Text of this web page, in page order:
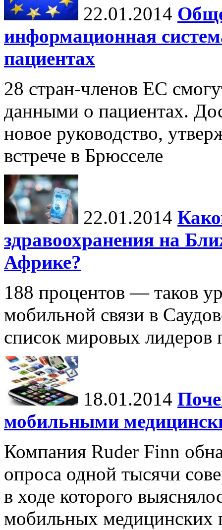
22.01.2014
информационная
пациентах
28 стран-членов ЕС
данными о пациентах.
новое руководство,
встрече в Брюсселе
22.01.2014
здравоохранения на
Африке?
188 процентов — таков
мобильной связи в
список мировых лидеров
18.01.2014
мобильными
Компания Ruder Finn
опроса одной тысячи
в ходе которого
мобильных медицинских